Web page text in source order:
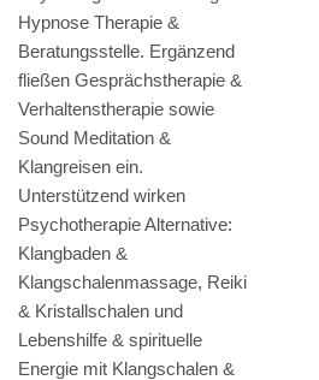
Hypnose Therapie &
Beratungsstelle. Ergänzend
fließen Gesprächstherapie &
Verhaltenstherapie sowie
Sound Meditation &
Klangreisen ein.
Unterstützend wirken
Psychotherapie Alternative:
Klangbaden &
Klangschalenmassage, Reiki
& Kristallschalen und
Lebenshilfe & spirituelle
Energie mit Klangschalen &